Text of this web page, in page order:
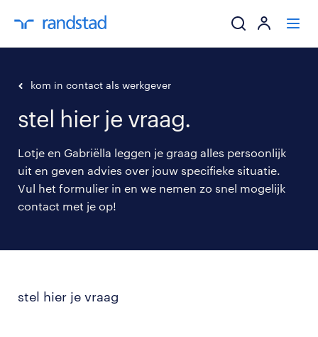
werkgevers
mijn carrière
over randstad
kom in contact als werkgever
stel hier je vraag.
Lotje en Gabriëlla leggen je graag alles persoonlijk
uit en geven advies over jouw specifieke situatie.
Vul het formulier in en we nemen zo snel mogelijk
contact met je op!
stel hier je vraag